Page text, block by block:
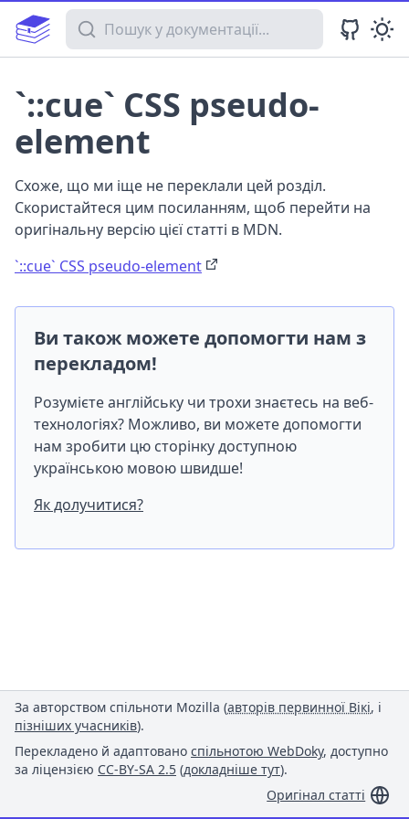
Пошук у документації
`::cue` CSS pseudo-
element
Схоже, що ми іще не переклали цей розділ.
Скористайтеся цим посиланням, щоб перейти на
оригінальну версію цієї статті в MDN.
`::cue` CSS pseudo-element
Ви також можете допомогти нам з
перекладом!
Розумієте англійську чи трохи знаєтесь на веб-
технологіях? Можливо, ви можете допомогти
нам зробити цю сторінку доступною
українською мовою швидше!
Як долучитися?
За авторством спільноти Mozilla (авторів первинної Вікі, і
пізніших учасників).
Перекладено й адаптовано спільнотою WebDoky, доступно
за ліцензією CC-BY-SA 2.5 (докладніше тут).
Оригінал статті